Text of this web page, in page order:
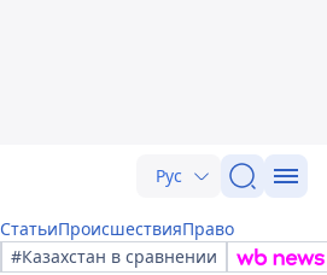
Рус
СтатьиПроисшествияПраво
#Казахстан в сравнении